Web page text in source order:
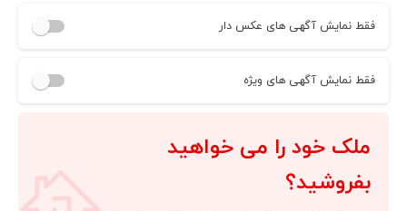
فقط نمایش آگهی های عکس دار
فقط نمایش آگهی های ویژه
ملک خود را می خواهید
بفروشید؟